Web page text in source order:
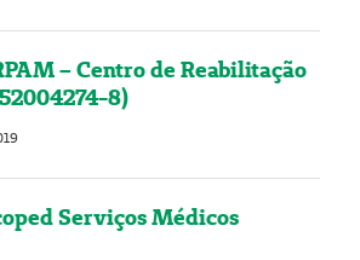
– Centro de Reabilitação
8)
Serviços Médicos